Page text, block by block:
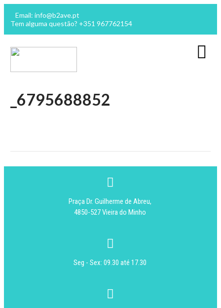
Email: info@b2ave.pt
Tem alguma questão? +351 967762154
_6795688852
Praça Dr. Guilherme de Abreu,
4850-527 Vieira do Minho
Seg - Sex: 09.30 até 17.30